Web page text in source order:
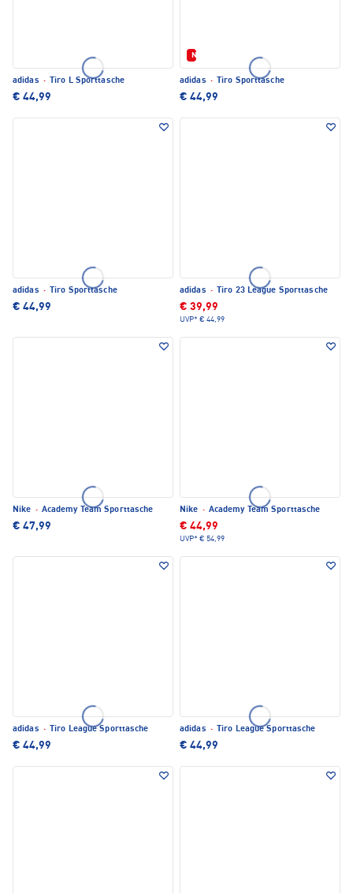
adidas · Tiro L Sporttasche
€ 44,99
Neu
adidas · Tiro Sporttasche
€ 44,99
adidas · Tiro Sporttasche
€ 44,99
adidas · Tiro 23 League Sporttasche
€ 39,99
UVP* € 44,99
Nike · Academy Team Sporttasche
€ 47,99
Nike · Academy Team Sporttasche
€ 44,99
UVP* € 54,99
adidas · Tiro League Sporttasche
€ 44,99
adidas · Tiro League Sporttasche
€ 44,99